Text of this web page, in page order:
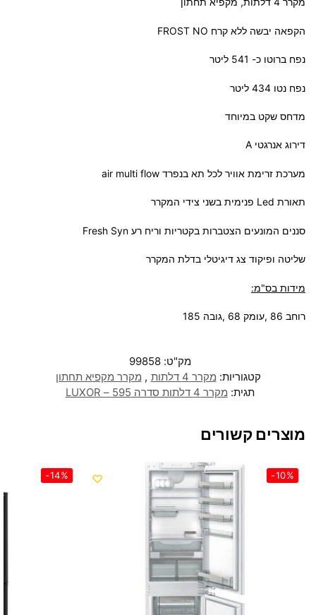
הקפאה יבשה ללא קרח FROST NO
נפח ברוטו כ- 541 ליטר
נפח נטו 434 ליטר
מדחס שקט במיוחד
דירוג אנרגטי A
מערכת זרימת אוויר לכל תא בנפרד air multi flow
תאורת Led פנימית בשני צידי המקרר
סננים המונעים הצטברות בקטריות וריח רע Fresh Syn
שליטה ופיקוד צג דיגיטלי בדלת המקרר
מידות בס"מ:
רוחב 86 ,עומק 68 ,גובה 185
מק"ט:99858
קטגוריות: מקרר 4 דלתות , מקרר מקפיא תחתון
תגית: מקרר 4 דלתות סדרה 595 – LUXOR
מוצרים קשורים
-10%
-14%